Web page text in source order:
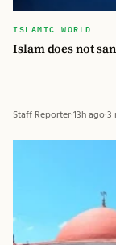
ISLAMIC WORLD
Islam does not
Staff Reporter·13h ago·3